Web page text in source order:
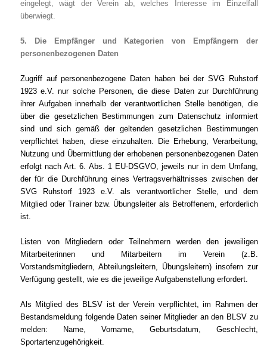
eingelegt, wägt der Verein ab, welches Interesse im Einzelfall
überwiegt.
5. Die Empfänger und Kategorien von Empfängern der
personenbezogenen Daten
Zugriff auf personenbezogene Daten haben bei der SVG Ruhstorf
1923 e.V. nur solche Personen, die diese Daten zur Durchführung
ihrer Aufgaben innerhalb der verantwortlichen Stelle benötigen, die
über die gesetzlichen Bestimmungen zum Datenschutz informiert
sind und sich gemäß der geltenden gesetzlichen Bestimmungen
verpflichtet haben, diese einzuhalten. Die Erhebung, Verarbeitung,
Nutzung und Übermittlung der erhobenen personenbezogenen Daten
erfolgt nach Art. 6. Abs. 1 EU-DSGVO, jeweils nur in dem Umfang,
der für die Durchführung eines Vertragsverhältnisses zwischen der
SVG Ruhstorf 1923 e.V. als verantwortlicher Stelle, und dem
Mitglied oder Trainer bzw. Übungsleiter als Betroffenem, erforderlich
ist.
Listen von Mitgliedern oder Teilnehmern werden den jeweiligen
Mitarbeiterinnen und Mitarbeitern im Verein (z.B.
Vorstandsmitgliedern, Abteilungsleitern, Übungsleitern) insofern zur
Verfügung gestellt, wie es die jeweilige Aufgabenstellung erfordert.
Als Mitglied des BLSV ist der Verein verpflichtet, im Rahmen der
Bestandsmeldung folgende Daten seiner Mitglieder an den BLSV zu
melden: Name, Vorname, Geburtsdatum, Geschlecht,
Sportartenzugehörigkeit.